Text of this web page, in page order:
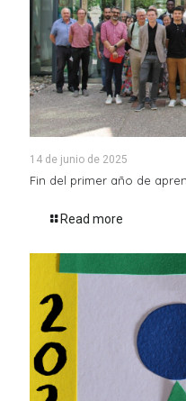
14 de junio de 2025
Fin del primer año de
Read more